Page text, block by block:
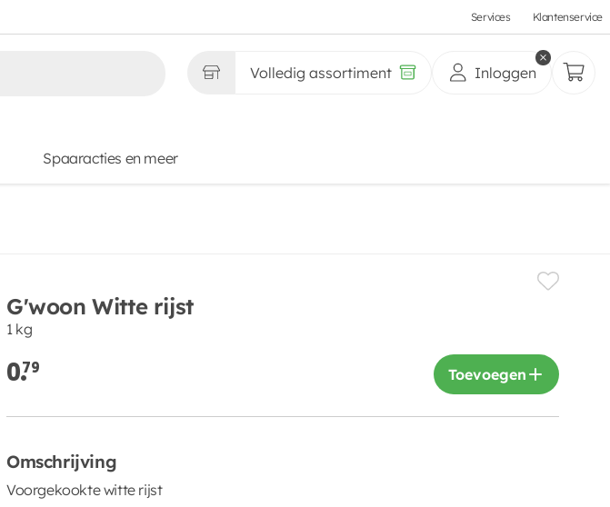
Services Klantenservice
Volledig assortiment Inloggen
Spaaracties en meer
G'woon Witte rijst
1 kg
0.79 Toevoegen
Omschrijving
Voorgekookte witte rijst